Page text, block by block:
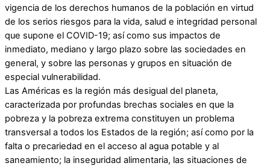
vigencia de los derechos humanos de la población en virtud
de los serios riesgos para la vida, salud e integridad personal
que supone el COVID-19; así como sus impactos de
inmediato, mediano y largo plazo sobre las sociedades en
general, y sobre las personas y grupos en situación de
especial vulnerabilidad.
Las Américas es la región más desigual del planeta,
caracterizada por profundas brechas sociales en que la
pobreza y la pobreza extrema constituyen un problema
transversal a todos los Estados de la región; así como por la
falta o precariedad en el acceso al agua potable y al
saneamiento; la inseguridad alimentaria, las situaciones de